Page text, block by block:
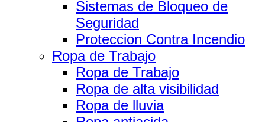
Sistemas de Bloqueo de
Seguridad
Proteccion Contra Incendio
Ropa de Trabajo
Ropa de Trabajo
Ropa de alta visibilidad
Ropa de lluvia